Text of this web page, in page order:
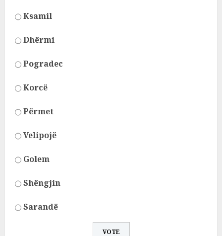
Ksamil
Dhërmi
Pogradec
Korcë
Përmet
Velipojë
Golem
Shëngjin
Sarandë